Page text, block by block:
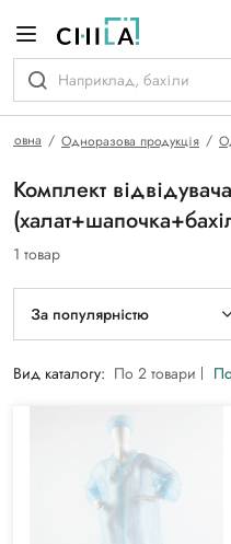
Одноразова продукція
Комплект
1 товар
За популярністю
Вид каталогу: По 2 товари
гамі